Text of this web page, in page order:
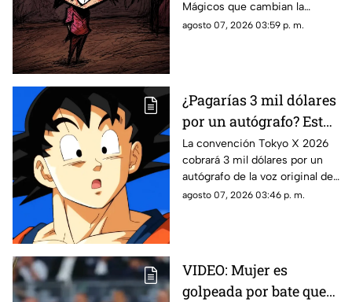
oscuras sobre Los
Padrinos Mágicos
Mágicos que cambian la
historia de Timmy Turner y el
agosto 07, 2026 03:59 p. m.
¿Pagarías 3 mil dólares
por un autógrafo? Esto
cobra quien da voz a
Goku e indigna a los
fans
La convención Tokyo X 2026
cobrará 3 mil dólares por un
autógrafo de la voz original de
Goku en Dragon Ball. Fans
agosto 07, 2026 03:46 p. m.
VIDEO: Mujer es
golpeada por bate que